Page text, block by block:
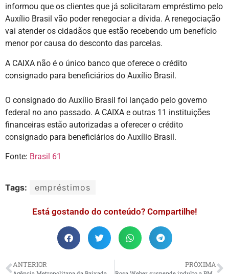
informou que os clientes que já solicitaram empréstimo pelo
Auxílio Brasil vão poder renegociar a dívida. A renegociação
vai atender os cidadãos que estão recebendo um benefício
menor por causa do desconto das parcelas.
A CAIXA não é o único banco que oferece o crédito
consignado para beneficiários do Auxílio Brasil.
O consignado do Auxílio Brasil foi lançado pelo governo
federal no ano passado. A CAIXA e outras 11 instituições
financeiras estão autorizadas a oferecer o crédito
consignado para beneficiários do Auxílio Brasil.
Fonte: Brasil 61
Tags: empréstimos
Está gostando do conteúdo? Compartilhe!
ANTERIOR PRÓXIMA